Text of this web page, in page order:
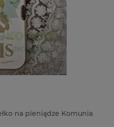
na pieniądze Komunia